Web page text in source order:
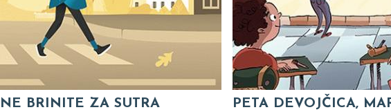
NE BRINITE ZA SUTRA
PETA DEVOJČICA,